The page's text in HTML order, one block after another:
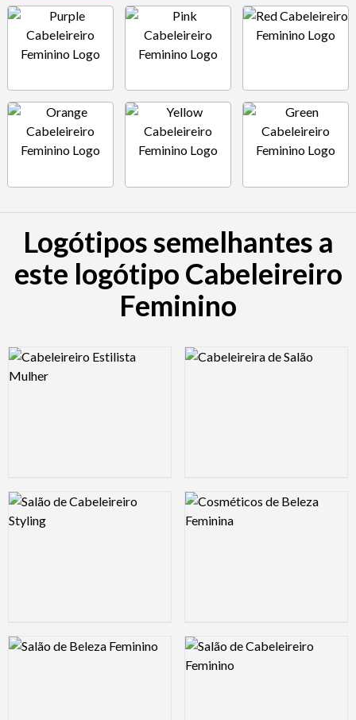
Logótipos semelhantes a
este logótipo Cabeleireiro
Feminino
Logo Preview Image Logo Preview Image
Logo Preview Image Logo Preview Image
Logo Preview Image Logo Preview Image